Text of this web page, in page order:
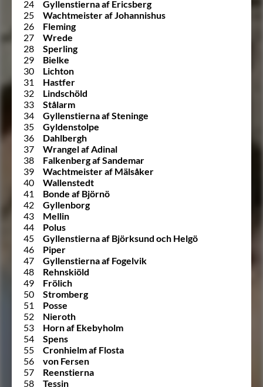
24
Gyllenstierna af Ericsberg
25
Wachtmeister af Johannishus
26
Fleming
27
Wrede
28
Sperling
29
Bielke
30
Lichton
31
Hastfer
32
Lindschöld
33
Stålarm
34
Gyllenstierna af Steninge
35
Gyldenstolpe
36
Dahlbergh
37
Wrangel af Adinal
38
Falkenberg af Sandemar
39
Wachtmeister af Mälsåker
40
Wallenstedt
41
Bonde af Björnö
42
Gyllenborg
43
Mellin
44
Polus
45
Gyllenstierna af Björksund och Helgö
46
Piper
47
Gyllenstierna af Fogelvik
48
Rehnskiöld
49
Frölich
50
Stromberg
51
Posse
52
Nieroth
53
Horn af Ekebyholm
54
Spens
55
Cronhielm af Flosta
56
von Fersen
57
Reenstierna
58
Tessin